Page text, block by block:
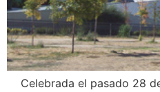
Celebrada el pasado 28